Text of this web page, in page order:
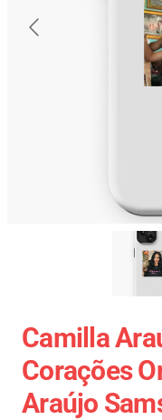
Camilla
Corações
Araújo